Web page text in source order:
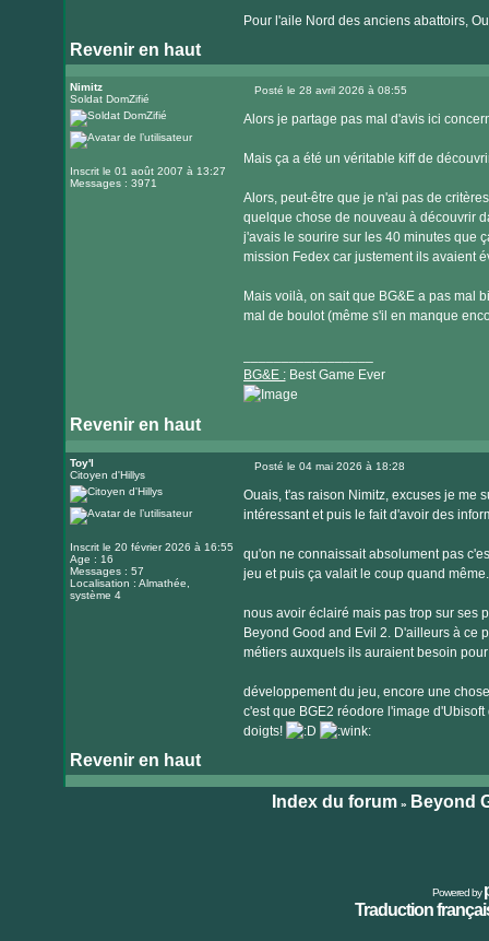
Pour l'aile Nord des anciens abattoirs,
Revenir en haut
Nimitz
Soldat DomZifié
Inscrit le 01 août 2007 à 13:27
Messages : 3971
Posté le 28 avril 2026 à 08:55
Alors je partage pas mal d'avis ici
Mais ça a été un véritable kiff de
Alors, peut-être que je n'ai pas de
quelque chose de nouveau à découvrir
j'avais le sourire sur les 40 minutes que
mission Fedex car justement ils avaient
Mais voilà, on sait que BG&E a pas mal
mal de boulot (même s'il en manque
BG&E :Best Game Ever
Revenir en haut
le
internet
Toy'l
Citoyen d'Hillys
Inscrit le 20 février 2026 à 16:55
Age : 16
Messages : 57
Localisation : Almathée,
système 4
Posté le 04 mai 2026 à 18:28
Ouais, t'as raison Nimitz, excuses je me
intéressant et puis le fait d'avoir des
qu'on ne connaissait absolument pas
jeu et puis ça valait le coup quand
nous avoir éclairé mais pas trop sur ses
Beyond Good and Evil 2. D'ailleurs à ce
métiers auxquels ils auraient besoin
développement du jeu, encore une
c'est que BGE2 réodore l'image
doigts!
Revenir en haut
Index du forum» Beyond
Powered by
Traduction